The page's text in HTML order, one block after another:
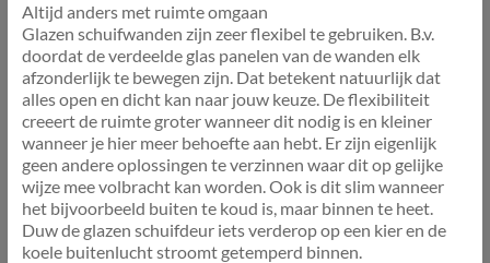
Altijd anders met ruimte omgaan
Glazen schuifwanden zijn zeer flexibel te gebruiken. B.v.
doordat de verdeelde glas panelen van de wanden elk
afzonderlijk te bewegen zijn. Dat betekent natuurlijk dat
alles open en dicht kan naar jouw keuze. De flexibiliteit
creeert de ruimte groter wanneer dit nodig is en kleiner
wanneer je hier meer behoefte aan hebt. Er zijn eigenlijk
geen andere oplossingen te verzinnen waar dit op gelijke
wijze mee volbracht kan worden. Ook is dit slim wanneer
het bijvoorbeeld buiten te koud is, maar binnen te heet.
Duw de glazen schuifdeur iets verderop op een kier en de
koele buitenlucht stroomt getemperd binnen.